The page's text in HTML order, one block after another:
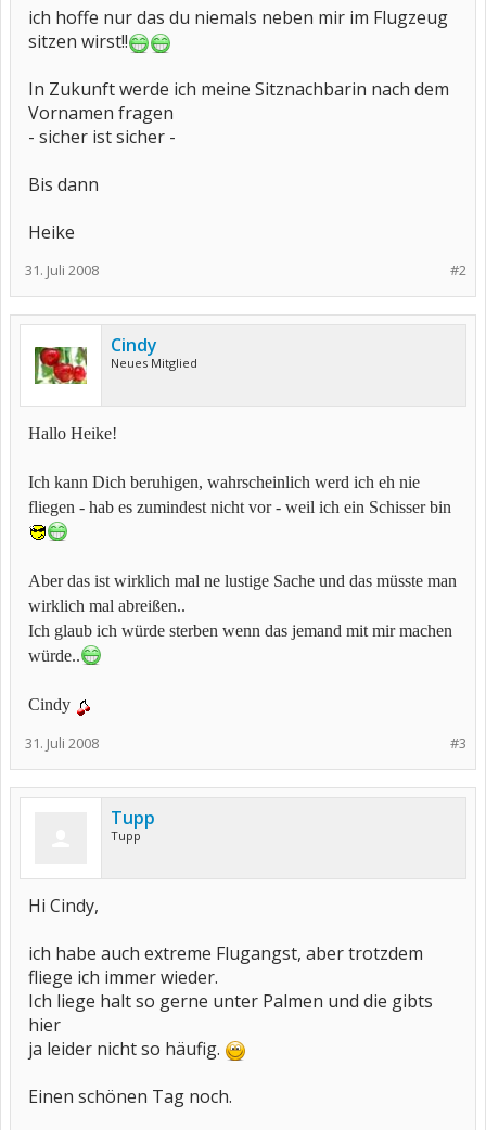
ich hoffe nur das du niemals neben mir im Flugzeug
sitzen wirst!!
In Zukunft werde ich meine Sitznachbarin nach dem
Vornamen fragen
- sicher ist sicher -
Bis dann
Heike
#2
31. Juli 2008
Cindy
Neues Mitglied
Hallo Heike!
Ich kann Dich beruhigen, wahrscheinlich werd ich eh nie
fliegen - hab es zumindest nicht vor - weil ich ein Schisser bin
Aber das ist wirklich mal ne lustige Sache und das müsste man
wirklich mal abreißen..
Ich glaub ich würde sterben wenn das jemand mit mir machen
würde..
Cindy
#3
31. Juli 2008
Tupp
Tupp
Hi Cindy,
ich habe auch extreme Flugangst, aber trotzdem
fliege ich immer wieder.
Ich liege halt so gerne unter Palmen und die gibts
hier
ja leider nicht so häufig.
Einen schönen Tag noch.